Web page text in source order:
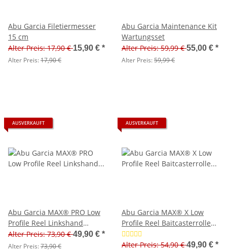
Abu Garcia Filetiermesser
15 cm
Alter Preis: 17,90 €15,90 € *
Alter Preis:17,90 €
Abu Garcia Maintenance Kit
Wartungsset
Alter Preis: 59,99 €55,00 € *
Alter Preis:59,99 €
AUSVERKAUFT
Abu Garcia MAX® PRO Low
Profile Reel Linkshand
Baitcaster
Alter Preis: 73,90 €49,90 € *
Alter Preis:73,90 €
AUSVERKAUFT
Abu Garcia MAX® X Low
Profile Reel Baitcasterrolle
Linkshand
Alter Preis: 54,90 €49,90 € *